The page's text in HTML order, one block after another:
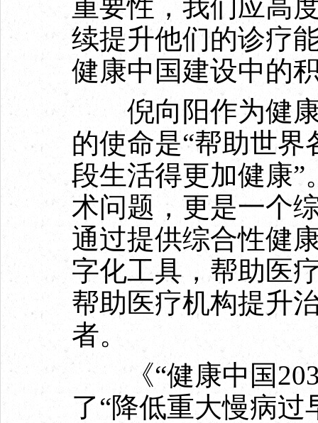
重要性，我们应高
续提升他们的诊疗
健康中国建设中的
倪向阳作为健康
的使命是“帮助世
段生活得更加健康
术问题，更是一个
通过提供综合性健
字化工具，帮助医
帮助医疗机构提升
者。
《“健康中国
了“降低重大慢病